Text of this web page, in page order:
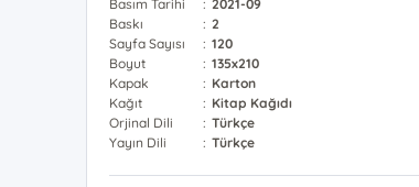
Basım Tarihi
: 2021-09
Baskı
: 2
Sayfa Sayısı
: 120
Boyut
: 135x210
Kapak
: Karton
Kağıt
: Kitap Kağıdı
Orjinal Dili
: Türkçe
Yayın Dili
: Türkçe